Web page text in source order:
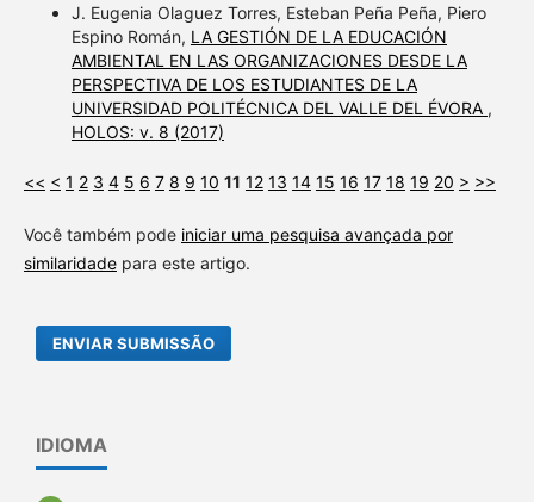
J. Eugenia Olaguez Torres, Esteban Peña Peña, Piero
Espino Román, LA GESTIÓN DE LA EDUCACIÓN
AMBIENTAL EN LAS ORGANIZACIONES DESDE LA
PERSPECTIVA DE LOS ESTUDIANTES DE LA
UNIVERSIDAD POLITÉCNICA DEL VALLE DEL ÉVORA ,
HOLOS: v. 8 (2017)
<< < 1 2 3 4 5 6 7 8 9 10 11 12 13 14 15 16 17 18 19 20 > >>
Você também pode iniciar uma pesquisa avançada por
similaridadepara este artigo.
ENVIAR SUBMISSÃO
IDIOMA